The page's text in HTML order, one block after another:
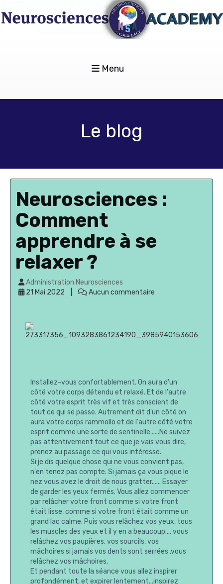
Menu
Le blog
Neurosciences :
Comment
apprendre à se
relaxer ?
Administration Neurosciences
21 Mai 2022
Aucun commentaire
Installez-vous confortablement. On aura d'un
côté votre corps détendu et relaxé. Et de l'autre
côté votre esprit très vif et très conscient de
tout ce qui se passe. Autrement dit d'un côté on
aura votre corps rammollo et de l'autre côté votre
esprit comme une sorte de sentinelle......Ne suivez
pas attentivement tout ce que je vais vous dire,
prenez au passage ce qui vous intéresse.
Si je dis quelque chose qui ne vous convient pas,
n'en tenez pas compte. Si jamais ça vous pique le
nez vous avez le droit de nous gratter...... Essayer
de garder les yeux fermés. Vous allez commencer
par relâcher votre front comme si votre front
était lisse, comme si votre front était comme un
grand lac calme. Puis vous relâchez vos yeux, tous
les muscles des yeux et il y en a beaucoup.... vous
relâchez vos paupières, vos sourcils, vos
mâchoires si jamais vos dents sont serrées ,vous
relâchez vos mâchoires.
Et pendant toute la séance vous allez inspirer
profondément, et expirer lentement...inspirez